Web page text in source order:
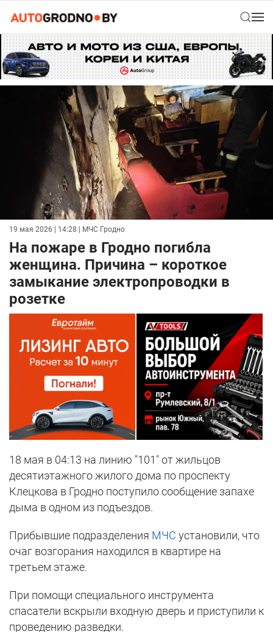
19 мая 2026 | 14:28 | МЧС Гродно
На пожаре в Гродно погибла
женщина. Причина – короткое
замыкание электропроводки в
розетке
18 мая в 04:13 на линию "101" от жильцов
десятиэтажного жилого дома по проспекту
Клецкова в Гродно поступило сообщение запахе
дыма в одном из подъездов.
Прибывшие подразделения МЧС установили, что
очаг возгорания находился в квартире на
третьем этаже.
При помощи специального инструмента
спасатели вскрыли входную дверь и приступили к
проведению разведки.